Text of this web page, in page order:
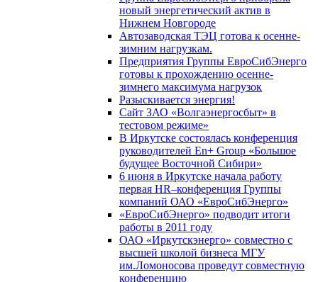
новый энергетический актив в
Нижнем Новгороде
Автозаводская ТЭЦ готова к осенне-
зимним нагрузкам.
Предприятия Группы ЕвроСибЭнерго
готовы к прохождению осенне-
зимнего максимума нагрузок
Разыскивается энергия!
Сайт ЗАО «Волгаэнергосбыт» в
тестовом режиме»
В Иркутске состоялась конференция
руководителей En+ Group «Большое
будущее Восточной Сибири»
6 июня в Иркутске начала работу
первая HR–конференция Группы
компаний ОАО «ЕвроСибЭнерго»
«ЕвроСибЭнерго» подводит итоги
работы в 2011 году
ОАО «Иркутскэнерго» совместно с
высшей школой бизнеса МГУ
им.Ломоносова проведут совместную
конференцию